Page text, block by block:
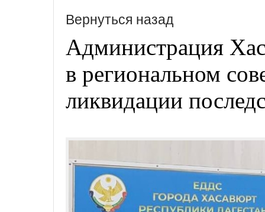
Вернуться назад
Администрация
в региональном
ликвидации